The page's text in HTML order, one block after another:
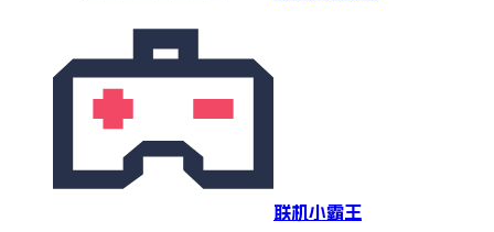
联机小霸王